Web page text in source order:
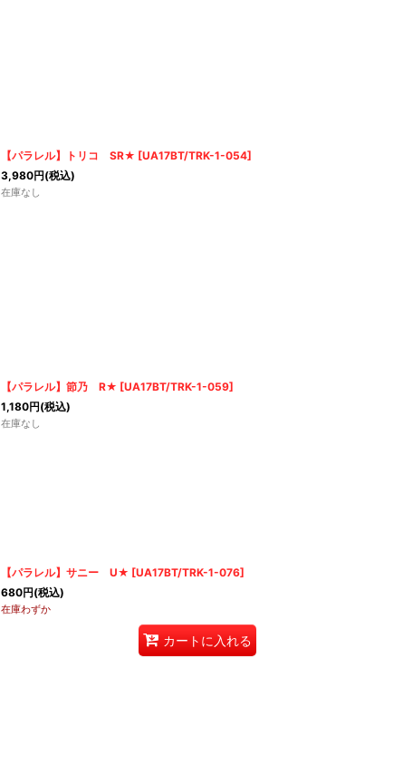
【パラレル】トリコ SR★ [UA17BT/TRK-1-054]
3,980円(税込)
在庫なし
【パラレル】節乃 R★ [UA17BT/TRK-1-059]
1,180円(税込)
在庫なし
【パラレル】サニー U★ [UA17BT/TRK-1-076]
680円(税込)
在庫わずか
カートに入れる